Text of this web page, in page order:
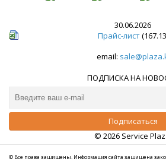
30.06.2026
Прайс-лист
email:
ПОДПИСКА НА
© 2026 Service
© Все права защищены. Информация сайта защищена